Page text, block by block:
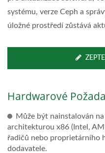
systému, verze Ceph a
úložné prostředí zůstává
Hardwarové
Může být nainstalován
architekturou x86 (Intel,
řadičů nebo proprietárního
dodavatele.